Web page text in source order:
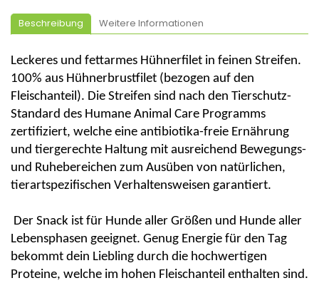
Beschreibung Weitere Informationen
Leckeres und fettarmes Hühnerfilet in feinen Streifen.
100% aus Hühnerbrustfilet (bezogen auf den
Fleischanteil). Die Streifen sind nach den Tierschutz-
Standard des Humane Animal Care Programms
zertifiziert, welche eine antibiotika-freie Ernährung
und tiergerechte Haltung mit ausreichend Bewegungs-
und Ruhebereichen zum Ausüben von natürlichen,
tierartspezifischen Verhaltensweisen garantiert.
Der Snack ist für Hunde aller Größen und Hunde aller
Lebensphasen geeignet. Genug Energie für den Tag
bekommt dein Liebling durch die hochwertigen
Proteine, welche im hohen Fleischanteil enthalten sind.